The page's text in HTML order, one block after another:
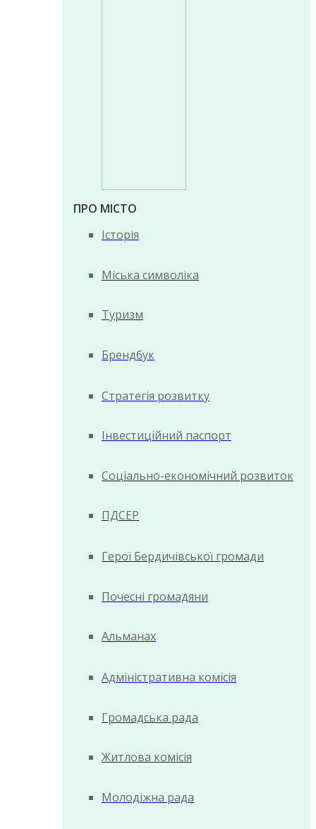
ПРО МІСТО
Історія
Міська символіка
Туризм
Брендбук
Стратегія розвитку
Інвестиційний паспорт
Соціально-економічний розвиток
ПДСЕР
Герої Бердичівської громади
Почесні громадяни
Альманах
Адміністративна комісія
Громадська рада
Житлова комісія
Молодіжна рада